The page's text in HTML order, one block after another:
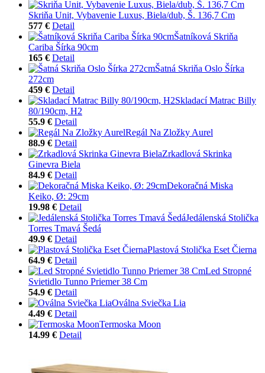
Skriňa Unit, Vybavenie Luxus, Biela/dub, Š. 136,7 Cm
577 € Detail
Šatníková Skriňa
Cariba Šírka 90cm
165 € Detail
Šatná Skriňa Oslo Šírka
272cm
459 € Detail
Skladací Matrac Billy
80/190cm, H2
55.9 € Detail
Regál Na Zložky Aurel
88.9 € Detail
Zrkadlová Skrinka
Ginevra Biela
84.9 € Detail
Dekoračná Miska
Keiko, Ø: 29cm
19.98 € Detail
Jedálenská Stolička
Torres Tmavá Šedá
49.9 € Detail
Plastová Stolička Eset Čierna
64.9 € Detail
Led Stropné
Svietidlo Tunno Priemer 38 Cm
54.9 € Detail
Oválna Sviečka Lia
4.49 € Detail
Termoska Moon
14.99 € Detail